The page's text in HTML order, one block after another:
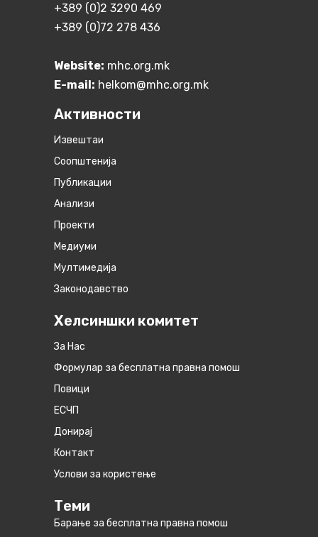
+389 (0)2 3290 469
+389 (0)72 278 436
Website: mhc.org.mk
E-mail: helkom@mhc.org.mk
Активности
Извештаи
Соопштенија
Публикации
Анализи
Проекти
Медиуми
Мултимедија
Законодавство
Хелсиншки комитет
За Нас
Формулар за бесплатна правна помош
Повици
ЕСЧП
Донирај
Контакт
Услови за користење
Теми
Барање за бесплатна правна помош